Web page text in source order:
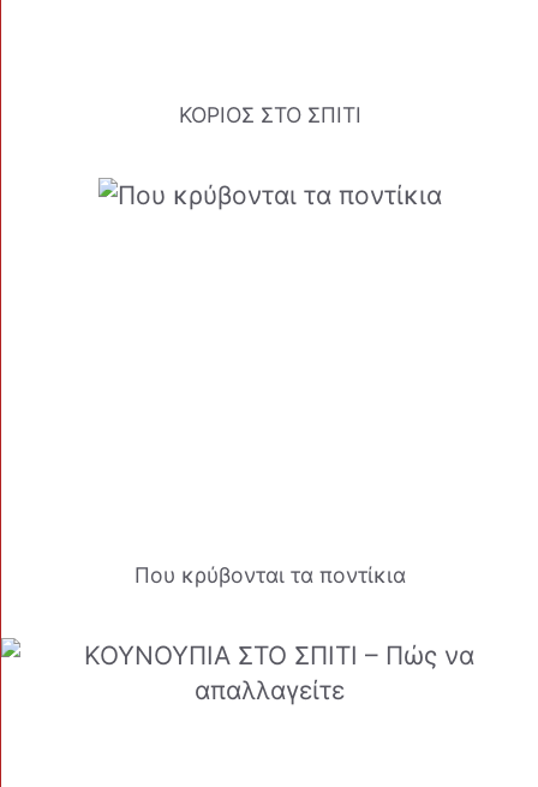
ΚΟΡΙΟΣ ΣΤΟ ΣΠΙΤΙ
Που κρύβονται τα ποντίκια